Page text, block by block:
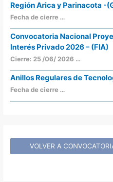
Región Arica y Parinacota -
Fecha de cierre …
Convocatoria Nacional
Interés Privado 2026 – (FIA)
Cierre: 25 /06/ 2026 …
Anillos Regulares de
Fecha de cierre …
VOLVER A